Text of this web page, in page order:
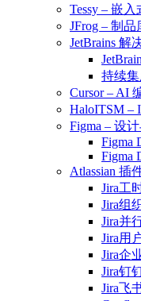
Tessy – 嵌
JFrog – 制品
JetBrains 解
持续集
Cursor – AI
HaloITSM –
Figma – 设
Figma
Figma
Atlassian 插
Jira工
Jira组
Jira并
Jira用
Jira企
Jira钉
Jira飞